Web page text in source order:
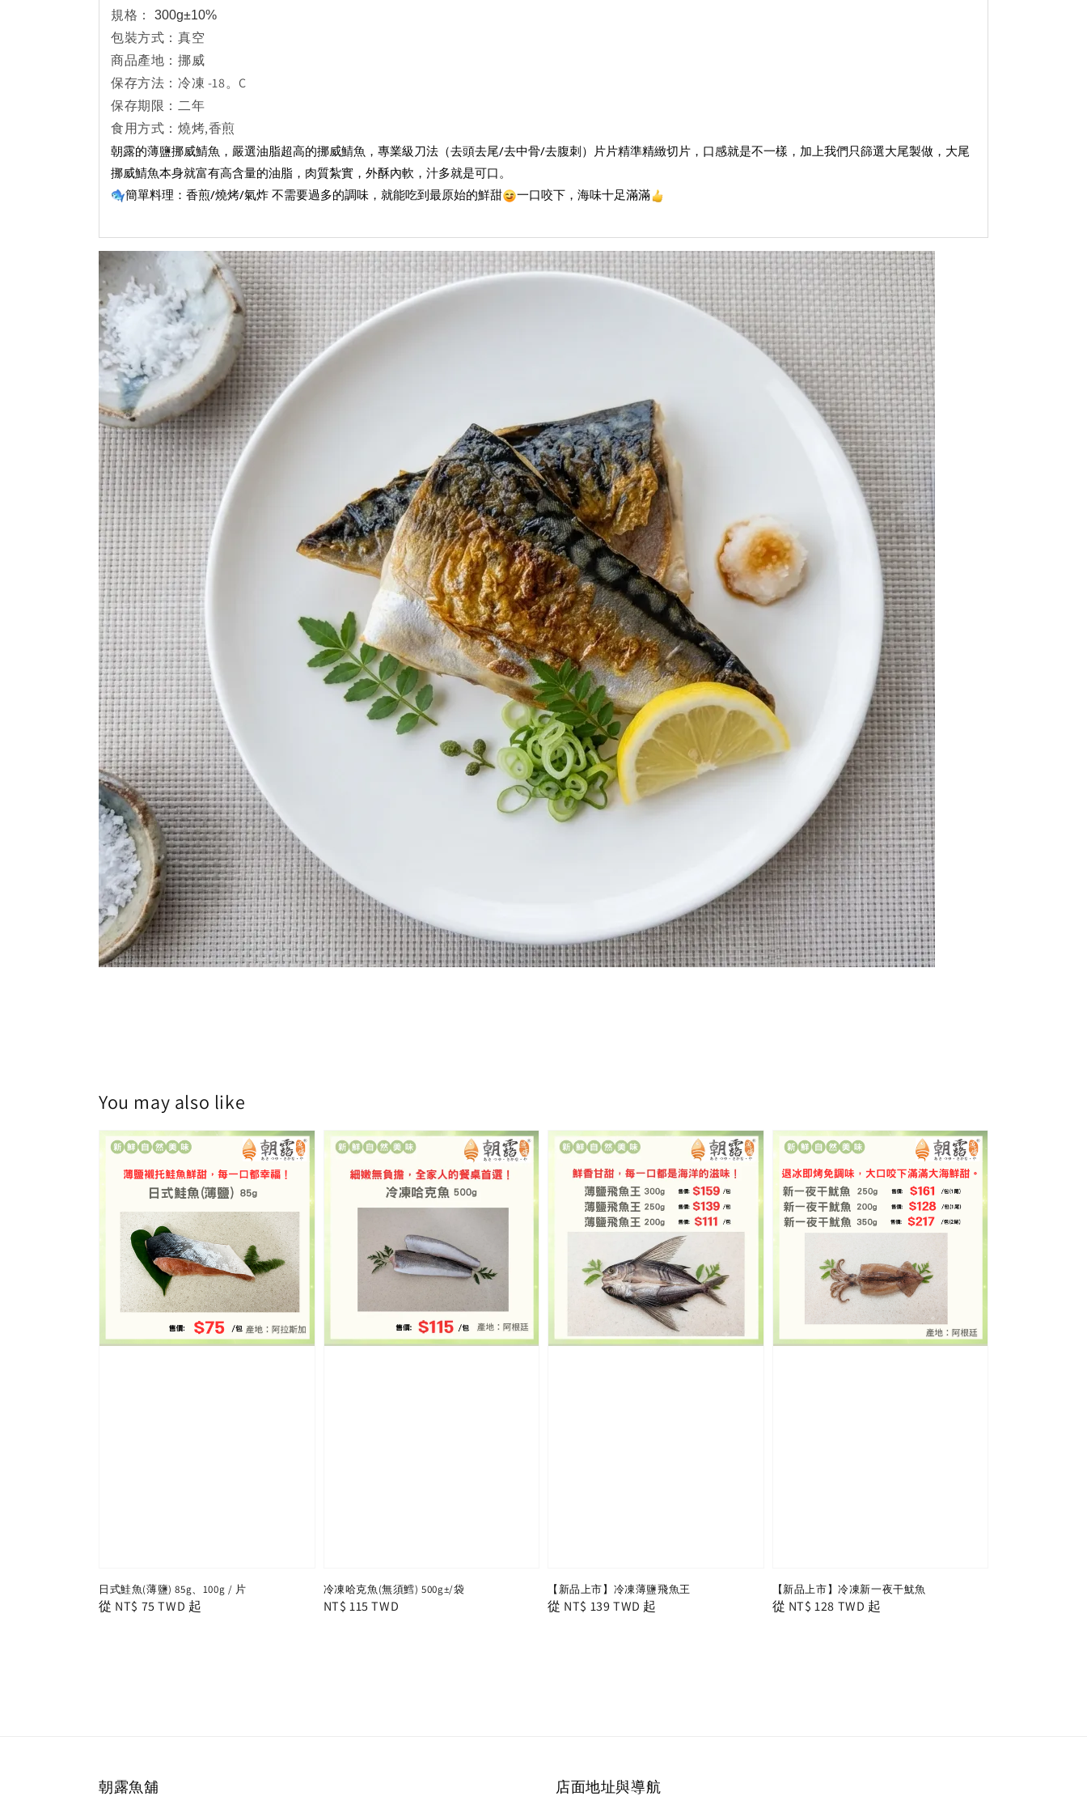
規格： 300g±10%
包裝方式：真空
商品產地：挪威
保存方法：冷凍 -18。C
保存期限：二年
食用方式：燒烤,香煎
朝露的薄鹽挪威鯖魚，嚴選油脂超高的挪威鯖魚，專業級刀法（去頭去尾/去中骨/去腹刺）片片精準精緻切片，口感就是不一樣，加上我們只篩選大尾製做，大尾
挪威鯖魚本身就富有高含量的油脂，肉質紮實，外酥內軟，汁多就是可口。
簡單料理：香煎/燒烤/氣炸 不需要過多的調味，就能吃到最原始的鮮甜
一口咬下，海味十足滿滿
You may also like
日式鮭魚(薄鹽) 85g、100g / 片
Regular
從 NT$ 75 TWD 起
冷凍哈克魚(無須鱈) 500g±/袋
Regular
NT$ 115 TWD
【新品上市】冷凍薄鹽飛魚王
Regular
從 NT$ 139 TWD 起
【新品上市】冷凍新一夜干魷魚
Regular
從 NT$ 128 TWD 起
朝露魚舖 店面地址與導航